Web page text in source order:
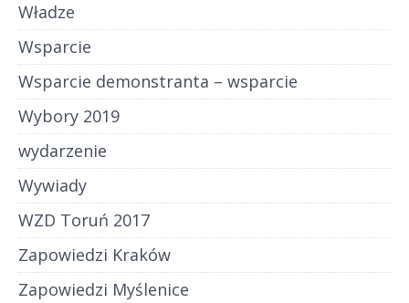
Władze
Wsparcie
Wsparcie demonstranta – wsparcie
Wybory 2019
wydarzenie
Wywiady
WZD Toruń 2017
Zapowiedzi Kraków
Zapowiedzi Myślenice